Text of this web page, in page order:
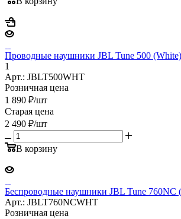
Проводные наушники JBL Tune 500 (White)
1
Арт.: JBLT500WHT
Розничная цена
1 890 ₽/шт
Старая цена
2 490 ₽/шт
В корзину
Беспроводные наушники JBL Tune 760NC
Арт.: JBLT760NCWHT
Розничная цена